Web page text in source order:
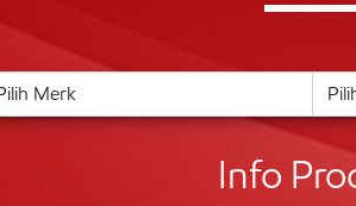
Info